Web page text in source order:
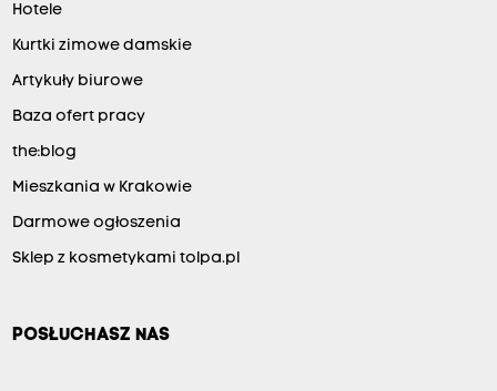
Hotele
Kurtki zimowe damskie
Artykuły biurowe
Baza ofert pracy
the:blog
Mieszkania w Krakowie
Darmowe ogłoszenia
Sklep z kosmetykami tolpa.pl
POSŁUCHASZ NAS